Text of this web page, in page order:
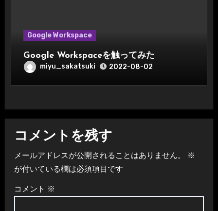
Google Workspace
Google Workspaceを触ってみた
miyu_sakatsuki 2022-08-02
コメントを残す
メールアドレスが公開されることはありません。
※
が付いている欄は必須項目です
コメント ※